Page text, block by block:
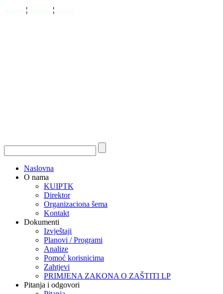
¦ ¦
Naslovna
O nama
KUIPTK
Direktor
Organizaciona šema
Kontakt
Dokumenti
Izvještaji
Planovi / Programi
Analize
Pomoć korisnicima
Zahtjevi
PRIMJENA ZAKONA O ZAŠTITI LP
Pitanja i odgovori